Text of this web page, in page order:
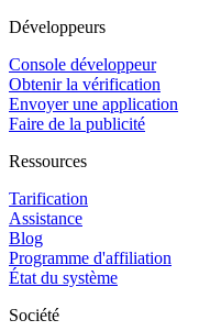
Développeurs
Console développeur
Obtenir la vérification
Envoyer une application
Faire de la publicité
Ressources
Tarification
Assistance
Blog
Programme d'affiliation
État du système
Société